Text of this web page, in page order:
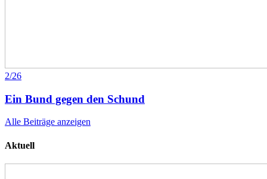
2/26
Ein Bund gegen den Schund
Alle Beiträge anzeigen
Aktuell